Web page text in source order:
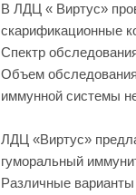
В ЛДЦ « Виртус»
скарификационные
Спектр
Объем обследования
иммунной системы
ЛДЦ «Виртус»
гуморальный
Различные